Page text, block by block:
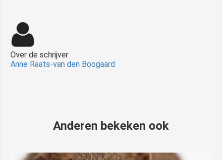
Over de schrijver
Anne Raats-van den Boogaard
Anderen bekeken ook